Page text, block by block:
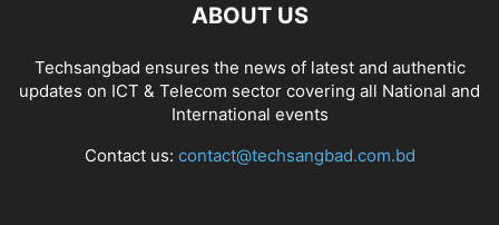
ABOUT US
Techsangbad ensures the news of latest and authentic
updates on ICT & Telecom sector covering all National and
International events
Contact us: contact@techsangbad.com.bd